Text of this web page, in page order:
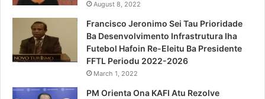
August 8, 2022
Francisco Jeronimo Sei Tau Prioridade
Ba Desenvolvimento Infrastrutura Iha
Futebol Hafoin Re-Eleitu Ba Presidente
FFTL Periodu 2022-2026
March 1, 2022
PM Orienta Ona KAFI Atu Rezolve